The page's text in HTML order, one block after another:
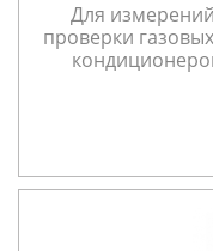
Для
проверки